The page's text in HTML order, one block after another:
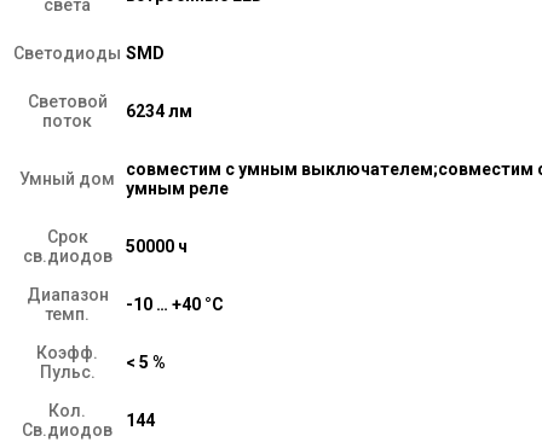
света
Светодиоды SMD
Световой
поток
6234 лм
Умный дом
совместим с умным выключателем;совместим
умным реле
Срок
св.диодов
50000 ч
Диапазон
темп.
-10 … +40 °C
Коэфф.
Пульс.
< 5 %
Кол.
Св.диодов
144